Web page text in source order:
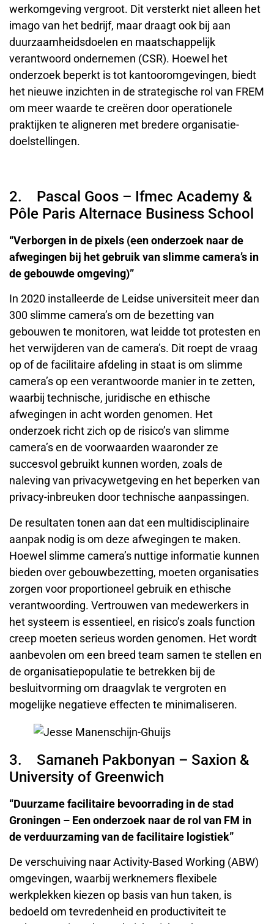
werkomgeving vergroot. Dit versterkt niet alleen het
imago van het bedrijf, maar draagt ook bij aan
duurzaamheidsdoelen en maatschappelijk
verantwoord ondernemen (CSR). Hoewel het
onderzoek beperkt is tot kantooromgevingen, biedt
het nieuwe inzichten in de strategische rol van FREM
om meer waarde te creëren door operationele
praktijken te aligneren met bredere organisatie-
doelstellingen.
2. Pascal Goos – Ifmec Academy &
Pôle Paris Alternace Business School
“Verborgen in de pixels (een onderzoek naar de
afwegingen bij het gebruik van slimme camera’s in
de gebouwde omgeving)”
In 2020 installeerde de Leidse universiteit meer dan
300 slimme camera’s om de bezetting van
gebouwen te monitoren, wat leidde tot protesten en
het verwijderen van de camera’s. Dit roept de vraag
op of de facilitaire afdeling in staat is om slimme
camera’s op een verantwoorde manier in te zetten,
waarbij technische, juridische en ethische
afwegingen in acht worden genomen. Het
onderzoek richt zich op de risico’s van slimme
camera’s en de voorwaarden waaronder ze
succesvol gebruikt kunnen worden, zoals de
naleving van privacywetgeving en het beperken van
privacy-inbreuken door technische aanpassingen.
De resultaten tonen aan dat een multidisciplinaire
aanpak nodig is om deze afwegingen te maken.
Hoewel slimme camera’s nuttige informatie kunnen
bieden over gebouwbezetting, moeten organisaties
zorgen voor proportioneel gebruik en ethische
verantwoording. Vertrouwen van medewerkers in
het systeem is essentieel, en risico’s zoals function
creep moeten serieus worden genomen. Het wordt
aanbevolen om een breed team samen te stellen en
de organisatiepopulatie te betrekken bij de
besluitvorming om draagvlak te vergroten en
mogelijke negatieve effecten te minimaliseren.
3. Samaneh Pakbonyan – Saxion &
University of Greenwich
“Duurzame facilitaire bevoorrading in de stad
Groningen – Een onderzoek naar de rol van FM in
de verduurzaming van de facilitaire logistiek”
De verschuiving naar Activity-Based Working (ABW)
omgevingen, waarbij werknemers flexibele
werkplekken kiezen op basis van hun taken, is
bedoeld om tevredenheid en productiviteit te